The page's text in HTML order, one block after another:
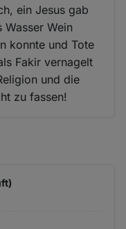
ein Jesus gab
Wasser Wein
konnte und Tote
Fakir vernagelt
und die
zu fassen!